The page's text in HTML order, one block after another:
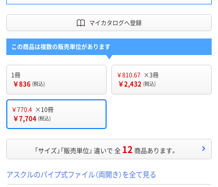
マイカタログへ登録
この商品は複数の販売単位があります
1冊
￥836 (税込)
￥810.67 ×3冊
￥2,432 (税込)
￥770.4 ×10冊
￥7,704 (税込)
「サイズ」「販売単位」 違いで 全 12 商品あります。
アスクルのパイプ式ファイル（両開き）を全て見る